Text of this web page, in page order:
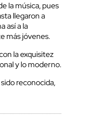
la música, pues
llegaron a
así a la
más jóvenes.
la exquisitez
y lo moderno.
reconocida,